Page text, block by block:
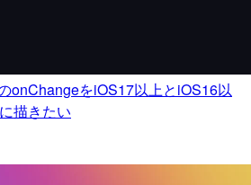
onChangeをiOS17以上とiOS16以
描きたい